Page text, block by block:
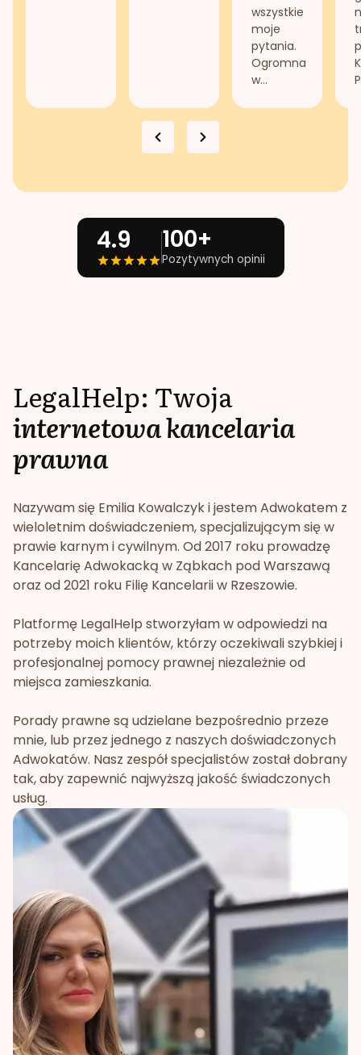
wszystkie
moje
pytania.
Ogromna
w...
4.9 100+
Pozytywnych opinii
LegalHelp: Twoja
internetowa kancelaria
prawna
Nazywam się Emilia Kowalczyk i jestem Adwokatem z
wieloletnim doświadczeniem, specjalizującym się w
prawie karnym i cywilnym. Od 2017 roku prowadzę
Kancelarię Adwokacką w Ząbkach pod Warszawą
oraz od 2021 roku Filię Kancelarii w Rzeszowie.
Platformę LegalHelp stworzyłam w odpowiedzi na
potrzeby moich klientów, którzy oczekiwali szybkiej i
profesjonalnej pomocy prawnej niezależnie od
miejsca zamieszkania.
Porady prawne są udzielane bezpośrednio przeze
mnie, lub przez jednego z naszych doświadczonych
Adwokatów. Nasz zespół specjalistów został dobrany
tak, aby zapewnić najwyższą jakość świadczonych
usług.